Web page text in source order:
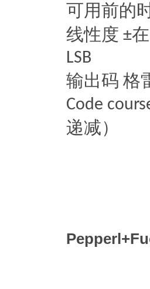
可用前的
线性度 ±
LSB
输出码 格
Code
递减）